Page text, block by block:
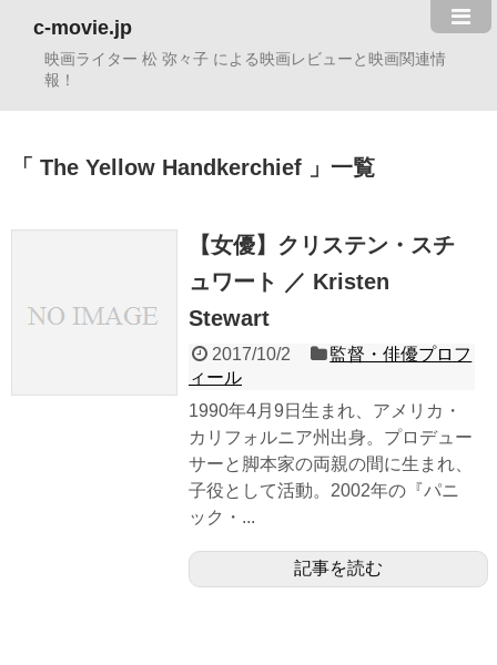
c-movie.jp
映画ライター 松 弥々子 による映画レビューと映画関連情
報！
The Yellow Handkerchief 一覧
【女優】クリステン・スチ
ュワート ／ Kristen
Stewart
2017/10/2
監督・俳優プロフ
ィール
1990年4月9日生まれ、アメリカ・
カリフォルニア州出身。プロデュー
サーと脚本家の両親の間に生まれ、
子役として活動。2002年の『パニ
ック・...
記事を読む